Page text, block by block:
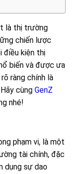
là thị trường
chiến lược
điều kiện thị
biến và được ưa
ràng chính là
cùng GenZ
nhé!
phạm vi, là một
tài chính, đặc
dụng sự dao